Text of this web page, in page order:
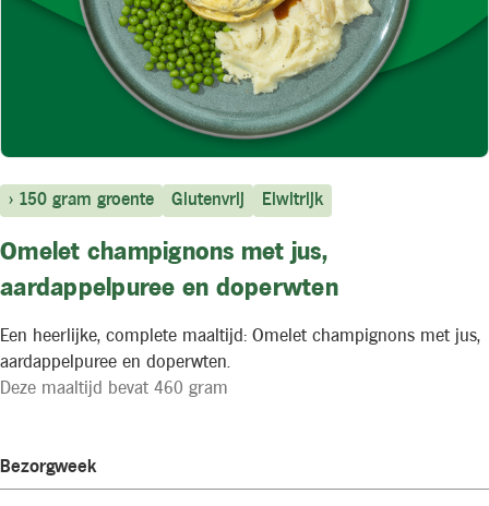
> 150 gram groente Glutenvrij Eiwitrijk
Omelet champignons met jus,
aardappelpuree en doperwten
Een heerlijke, complete maaltijd: Omelet champignons met jus,
aardappelpuree en doperwten.
Deze maaltijd bevat 460 gram
Bezorgweek